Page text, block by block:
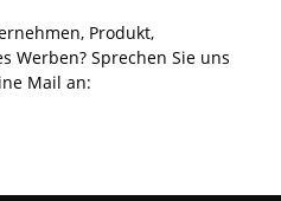
Produkt,
Werben? Sprechen Sie uns
Mail an: